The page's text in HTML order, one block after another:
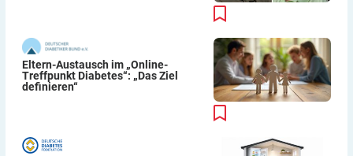
Eltern-Austausch im „Online-
Treffpunkt Diabetes“: „Das Ziel
definieren“